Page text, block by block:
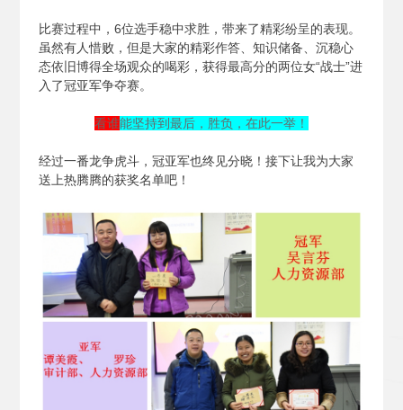
比赛过程中，6位选手稳中求胜，带来了精彩纷呈的表现。
虽然有人惜败，但是大家的精彩作答、知识储备、沉稳心
态依旧博得全场观众的喝彩，获得最高分的两位女“战士”进
入了冠亚军争夺赛。
看谁能坚持到最后，胜负，在此一举！
经过一番龙争虎斗，冠亚军也终见分晓！接下让我为大家
送上热腾腾的获奖名单吧！